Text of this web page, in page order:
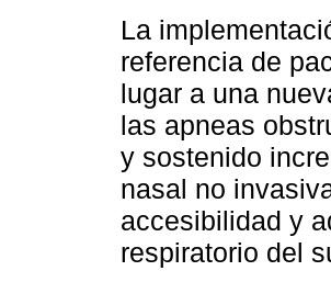
La
referencia de
lugar a una
las apneas
y sostenido
nasal no
accesibilidad y
respiratorio del